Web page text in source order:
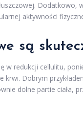
aktywności
są
w redukcji cellulitu,
krwi. Dobrym
dolne partie ciała,